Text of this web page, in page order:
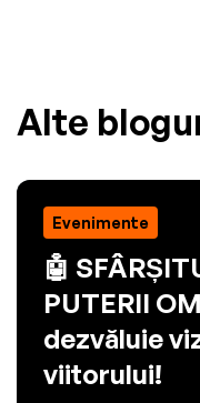
Alte
Evenimente
🤖
PUTERII
dezvăluie
viitorului!